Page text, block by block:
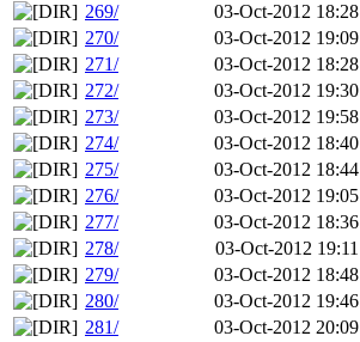
269/
03-Oct-2012 18:28
270/
03-Oct-2012 19:09
271/
03-Oct-2012 18:28
272/
03-Oct-2012 19:30
273/
03-Oct-2012 19:58
274/
03-Oct-2012 18:40
275/
03-Oct-2012 18:44
276/
03-Oct-2012 19:05
277/
03-Oct-2012 18:36
278/
03-Oct-2012 19:11
279/
03-Oct-2012 18:48
280/
03-Oct-2012 19:46
281/
03-Oct-2012 20:09